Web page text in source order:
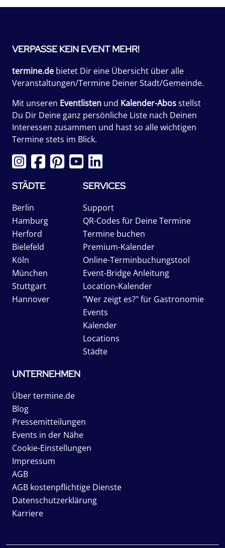
VERPASSE KEIN EVENT MEHR!
termine.de bietet Dir eine Übersicht über alle
Veranstaltungen/Termine Deiner Stadt/Gemeinde.
Mit unseren Eventlisten und Kalender-Abosstellst
Du Dir Deine ganz persönliche Liste nach Deinen
Interessen zusammen und hast so alle wichtigen
Termine stets im Blick.
STÄDTE
Berlin
Hamburg
Herford
Bielefeld
Köln
München
Stuttgart
Hannover
SERVICES
Support
QR-Codes für Deine Termine
Termine buchen
Premium-Kalender
Online-Terminbuchungstool
Event-Bridge Anleitung
Location-Kalender
"Wer zeigt es?" für Gastronomie
Events
Kalender
Locations
Städte
UNTERNEHMEN
Über termine.de
Blog
Pressemitteilungen
Events in der Nähe
Cookie-Einstellungen
Impressum
AGB
AGB kostenpflichtige Dienste
Datenschutzerklärung
Karriere